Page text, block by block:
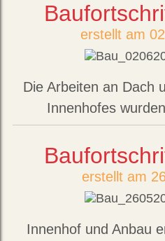
erstellt am
Die Arbeiten an Dach
Innenhofes
erstellt am
Innenhof und Anbau